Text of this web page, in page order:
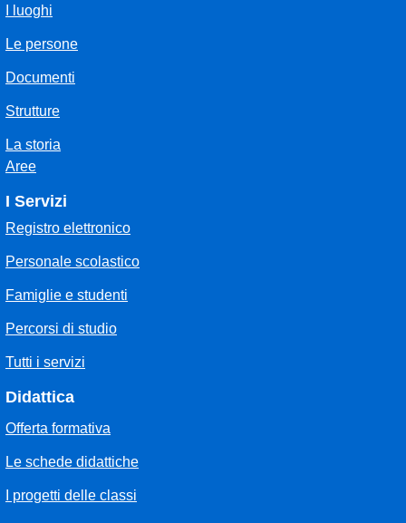
I luoghi
Le persone
Documenti
Strutture
La storia
Aree
I Servizi
Registro elettronico
Personale scolastico
Famiglie e studenti
Percorsi di studio
Tutti i servizi
Didattica
Offerta formativa
Le schede didattiche
I progetti delle classi